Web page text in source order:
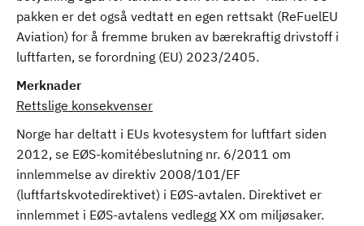
pakken er det også vedtatt en egen rettsakt (ReFuelEU
Aviation) for å fremme bruken av bærekraftig drivstoff i
luftfarten, se forordning (EU) 2023/2405.
Merknader
Rettslige konsekvenser
Norge har deltatt i EUs kvotesystem for luftfart siden
2012, se EØS-komitébeslutning nr. 6/2011 om
innlemmelse av direktiv 2008/101/EF
(luftfartskvotedirektivet) i EØS-avtalen. Direktivet er
innlemmet i EØS-avtalens vedlegg XX om miljøsaker.